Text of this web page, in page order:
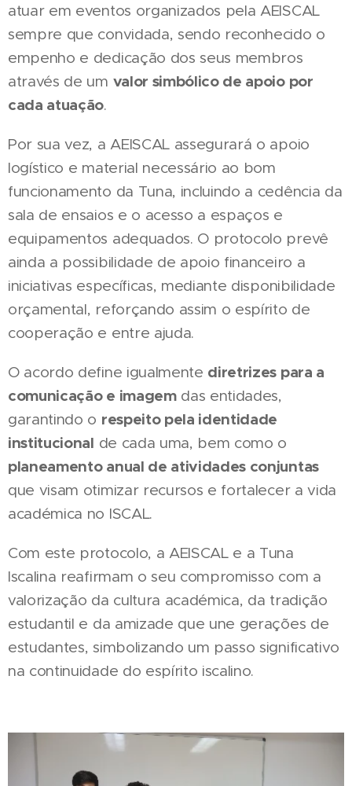
atuar em eventos organizados pela AEISCAL
sempre que convidada, sendo reconhecido o
empenho e dedicação dos seus membros
através de um valor simbólico de apoio por
cada atuação.
Por sua vez, a AEISCAL assegurará o apoio
logístico e material necessário ao bom
funcionamento da Tuna, incluindo a cedência da
sala de ensaios e o acesso a espaços e
equipamentos adequados. O protocolo prevê
ainda a possibilidade de apoio financeiro a
iniciativas específicas, mediante disponibilidade
orçamental, reforçando assim o espírito de
cooperação e entre ajuda.
O acordo define igualmente diretrizes para a
comunicação e imagemdas entidades,
garantindo o respeito pela identidade
institucional de cada uma, bem como o
planeamento anual de atividades conjuntas
que visam otimizar recursos e fortalecer a vida
académica no ISCAL.
Com este protocolo, a AEISCAL e a Tuna
Iscalina reafirmam o seu compromisso com a
valorização da cultura académica, da tradição
estudantil e da amizade que une gerações de
estudantes, simbolizando um passo significativo
na continuidade do espírito iscalino.